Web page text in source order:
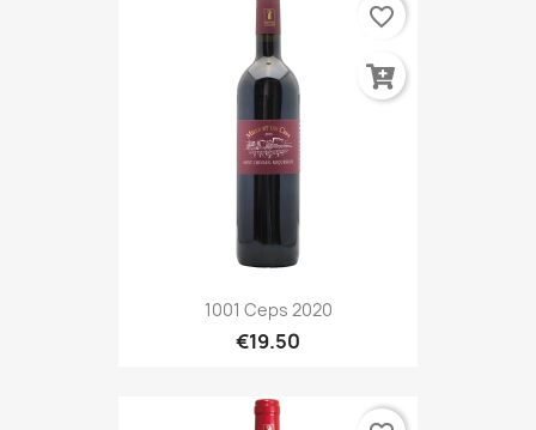
1001 Ceps 2020
€19.50
favorite_border